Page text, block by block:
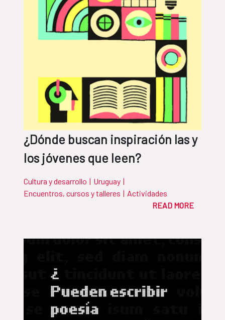
¿Dónde buscan inspiración las y
los jóvenes que leen?
Cultura y desarrollo | Uruguay |
Encuentros, cursos y talleres | Actividades
READ MORE